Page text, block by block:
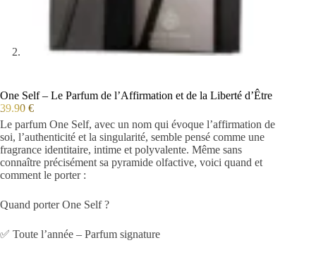
One Self – Le Parfum de l’Affirmation et de la Liberté d’Être
39.90 €
Le parfum One Self, avec un nom qui évoque l’affirmation de
soi, l’authenticité et la singularité, semble pensé comme une
fragrance identitaire, intime et polyvalente. Même sans
connaître précisément sa pyramide olfactive, voici quand et
comment le porter :
Quand porter One Self ?
✅ Toute l’année – Parfum signature